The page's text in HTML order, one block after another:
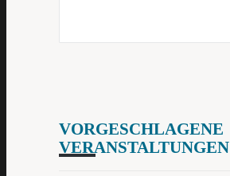
VORGESCHLAGENE
VERANSTALTUNGEN